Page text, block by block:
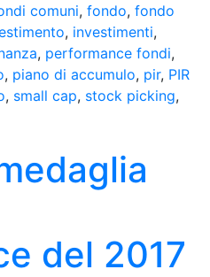
comuni, fondo, fondo
, investimenti,
, performance fondi,
, piano di accumulo, pir, PIR
, small cap, stock picking,
del 2017